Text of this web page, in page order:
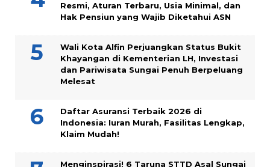
Resmi, Aturan Terbaru, Usia Minimal, dan
Hak Pensiun yang Wajib Diketahui ASN
Wali Kota Alfin Perjuangkan Status Bukit
Khayangan di Kementerian LH, Investasi
dan Pariwisata Sungai Penuh Berpeluang
Melesat
Daftar Asuransi Terbaik 2026 di
Indonesia: Iuran Murah, Fasilitas Lengkap,
Klaim Mudah!
Menginspirasi! 6 Taruna STTD Asal Sungai